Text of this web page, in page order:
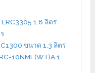
1.8 ลิตร
ขนาด 1.3 ลิตร
10NMF(WT)A 1